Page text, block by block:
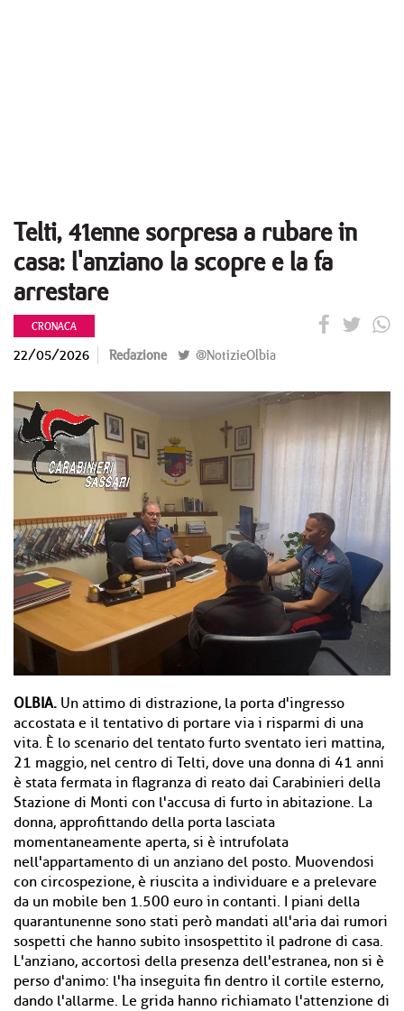
Telti, 41enne sorpresa a rubare in
casa: l'anziano la scopre e la fa
arrestare
CRONACA
22/05/2026 Redazione @NotizieOlbia
OLBIA. Un attimo di distrazione, la porta d'ingresso
accostata e il tentativo di portare via i risparmi di una
vita. È lo scenario del tentato furto sventato ieri mattina,
21 maggio, nel centro di Telti, dove una donna di 41 anni
è stata fermata in flagranza di reato dai Carabinieri della
Stazione di Monti con l'accusa di furto in abitazione. La
donna, approfittando della porta lasciata
momentaneamente aperta, si è intrufolata
nell'appartamento di un anziano del posto. Muovendosi
con circospezione, è riuscita a individuare e a prelevare
da un mobile ben 1.500 euro in contanti. I piani della
quarantunenne sono stati però mandati all'aria dai rumori
sospetti che hanno subito insospettito il padrone di casa.
L'anziano, accortosi della presenza dell'estranea, non si è
perso d'animo: l'ha inseguita fin dentro il cortile esterno,
dando l'allarme. Le grida hanno richiamato l'attenzione di